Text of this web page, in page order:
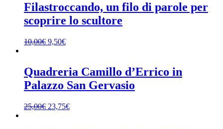
Filastroccando, un filo di parole per
scoprire lo scultore
10,00€ 9,50€
Quadreria Camillo d’Errico in
Palazzo San Gervasio
25,00€ 23,75€